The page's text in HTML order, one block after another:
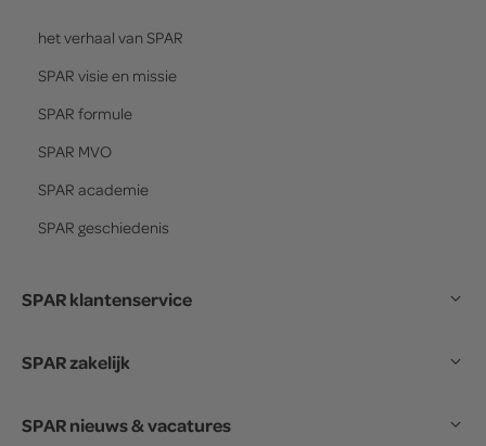
het verhaal van SPAR
SPAR visie en missie
SPAR formule
SPAR MVO
SPAR academie
SPAR geschiedenis
SPAR klantenservice
SPAR zakelijk
SPAR nieuws & vacatures